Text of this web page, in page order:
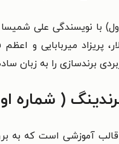
با نویسندگی علی
پریزاد میربابایی و
برندسازی را به زبان
( شماره
آموزشی است که به